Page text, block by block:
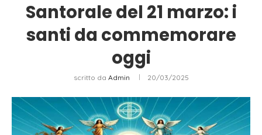
Santorale del 21 marzo: i
santi da commemorare
oggi
scritto da Admin 20/03/2025